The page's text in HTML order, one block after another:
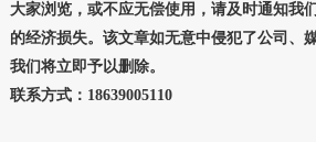
大家浏览，或不应无偿使用，请及时通知我
的经济损失。该文章如无意中侵犯了公司、
我们将立即予以删除。
联系方式：18639005110